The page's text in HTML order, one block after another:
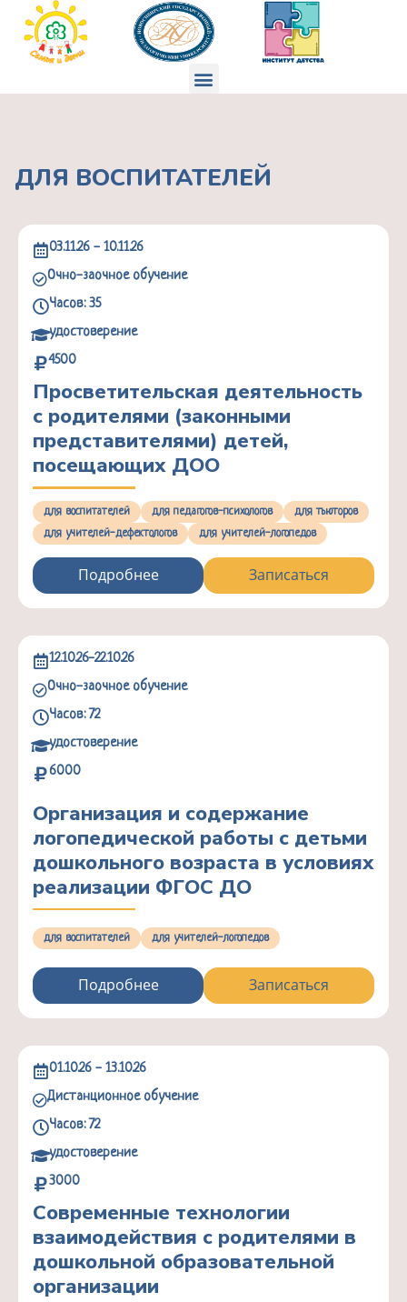
Перейти
содержимому
Меню
ДЛЯ ВОСПИТАТЕЛЕЙ
03.11.26 - 10.11.26
Очно-заочное обучение
Часов: 35
удостоверение
4500
Просветительская деятельность
с родителями (законными
представителями) детей,
посещающих ДОО
для воспитателей для педагогов-психологов
для тьюторов
для учителей-дефектологов
для учителей-логопедов
Подробнее Записаться
12.10.26-22.10.26
Очно-заочное обучение
Часов: 72
удостоверение
6000
Организация и содержание
логопедической работы с детьми
дошкольного возраста в условиях
реализации ФГОС ДО
для воспитателей для учителей-логопедов
Подробнее Записаться
01.10.26 - 13.10.26
Дистанционное обучение
Часов: 72
удостоверение
3000
Современные технологии
взаимодействия с родителями в
дошкольной образовательной
организации